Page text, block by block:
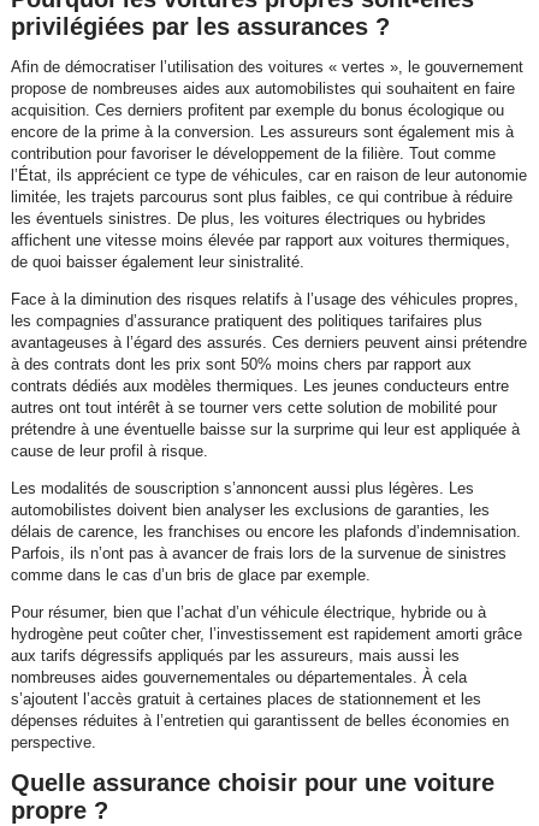
privilégiées par les assurances ?
Afin de démocratiser l’utilisation des voitures « vertes », le gouvernement
propose de nombreuses aides aux automobilistes qui souhaitent en faire
acquisition. Ces derniers profitent par exemple du bonus écologique ou
encore de la prime à la conversion. Les assureurs sont également mis à
contribution pour favoriser le développement de la filière. Tout comme
l’État, ils apprécient ce type de véhicules, car en raison de leur autonomie
limitée, les trajets parcourus sont plus faibles, ce qui contribue à réduire
les éventuels sinistres. De plus, les voitures électriques ou hybrides
affichent une vitesse moins élevée par rapport aux voitures thermiques,
de quoi baisser également leur sinistralité.
Face à la diminution des risques relatifs à l’usage des véhicules propres,
les compagnies d’assurance pratiquent des politiques tarifaires plus
avantageuses à l’égard des assurés. Ces derniers peuvent ainsi prétendre
à des contrats dont les prix sont 50% moins chers par rapport aux
contrats dédiés aux modèles thermiques. Les jeunes conducteurs entre
autres ont tout intérêt à se tourner vers cette solution de mobilité pour
prétendre à une éventuelle baisse sur la surprime qui leur est appliquée à
cause de leur profil à risque.
Les modalités de souscription s’annoncent aussi plus légères. Les
automobilistes doivent bien analyser les exclusions de garanties, les
délais de carence, les franchises ou encore les plafonds d’indemnisation.
Parfois, ils n’ont pas à avancer de frais lors de la survenue de sinistres
comme dans le cas d’un bris de glace par exemple.
Pour résumer, bien que l’achat d’un véhicule électrique, hybride ou à
hydrogène peut coûter cher, l’investissement est rapidement amorti grâce
aux tarifs dégressifs appliqués par les assureurs, mais aussi les
nombreuses aides gouvernementales ou départementales. À cela
s’ajoutent l’accès gratuit à certaines places de stationnement et les
dépenses réduites à l’entretien qui garantissent de belles économies en
perspective.
Quelle assurance choisir pour une voiture
propre ?